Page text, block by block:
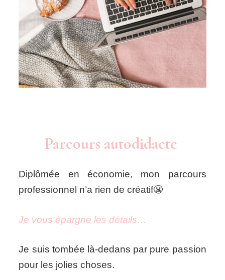
Parcours autodidacte
Diplômée en économie, mon parcours
professionnel n’a rien de créatif😬
Je vous épargne les détails…
Je suis tombée là-dedans par pure passion
pour les jolies choses.